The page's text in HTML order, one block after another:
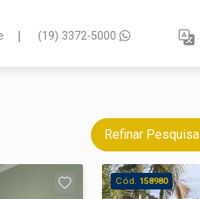
| (19) 3372-5000
Refinar Pesquisa
Cód. 158980